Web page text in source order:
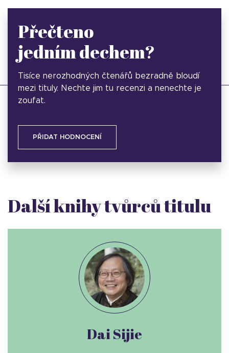
Přečteno
jedním dechem?
Tisíce nerozhodných čtenářů bezradně bloudí
mezi tituly. Nechte jim tu recenzi a nenechte je
zoufat.
PŘIDAT HODNOCENÍ
Další knihy tvůrců titulu
Dai Sijie